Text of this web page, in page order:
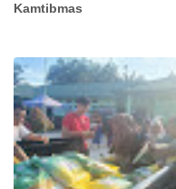
Kamtibmas